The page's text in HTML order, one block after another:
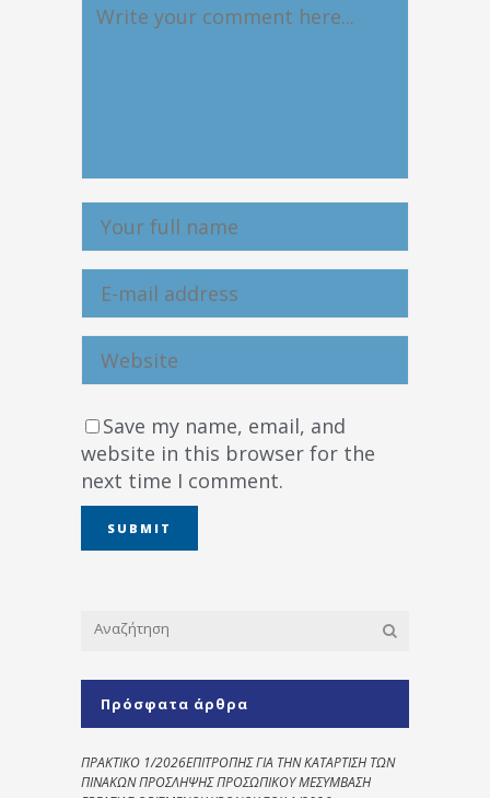
Save my name, email, and
website in this browser for the
next time I comment.
Πρόσφατα άρθρα
ΠΡΑΚΤΙΚΟ 1/2026ΕΠΙΤΡΟΠΗΣ ΓΙΑ ΤΗΝ ΚΑΤΑΡΤΙΣΗ ΤΩΝ
ΠΙΝΑΚΩΝ ΠΡΟΣΛΗΨΗΣ ΠΡΟΣΩΠΙΚΟΥ ΜΕΣΥΜΒΑΣΗ